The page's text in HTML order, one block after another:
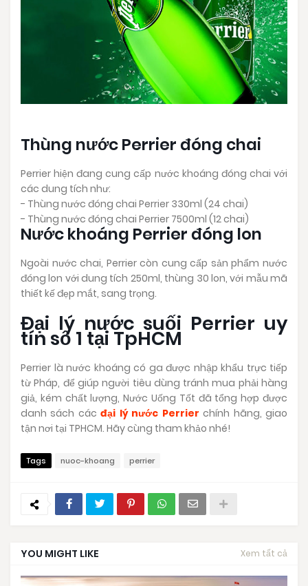
Thùng nước Perrier đóng chai
Perrier hiện đang cung cấp nước khoáng đóng chai với
các dung tích như:
- Thùng nước đóng chai Perrier 330ml (24 chai)
- Thùng nước đóng chai Perrier 7500ml (12 chai)
Nước khoáng Perrier đóng lon
Ngoài nước chai, Perrier còn cung cấp sản phẩm nước
đóng lon với dung tích 250ml, thùng 30 lon, với mẫu mã
thiết kế đẹp mắt, sang trọng.
Đại lý nước suối Perrier uy
tín số 1 tại TpHCM
Perrier là nước khoáng có ga được nhập khẩu trực tiếp
từ Pháp, để giúp người tiêu dùng tránh mua phải hàng
giả, kém chất lượng, Nước Uống Tốt đã tổng hợp được
danh sách cácđại lý nước Perrierchính hãng, giao
tận nơi tại TPHCM. Hãy cùng tham khảo nhé!
Tags nuoc-khoang perrier
YOU MIGHT LIKE Xem tất cả